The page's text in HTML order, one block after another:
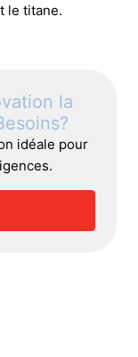
le titane.
la
idéale pour